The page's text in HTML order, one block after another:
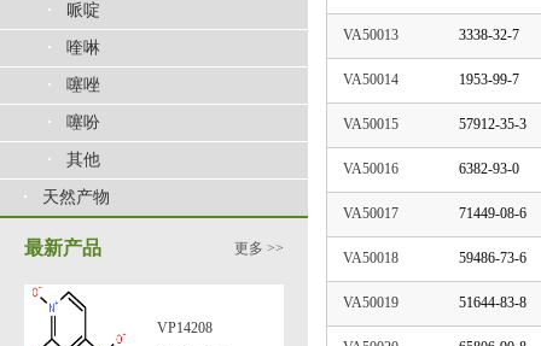
哌啶
喹啉
噻唑
噻吩
其他
天然产物
更多 >>
最新产品
VP14208
VA50013 3338-32-7
VA50014 1953-99-7
VA50015 57912-35-3
VA50016 6382-93-0
VA50017 71449-08-6
VA50018 59486-73-6
VA50019 51644-83-8